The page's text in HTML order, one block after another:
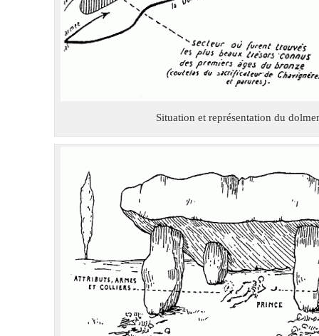
Situation et représentation du